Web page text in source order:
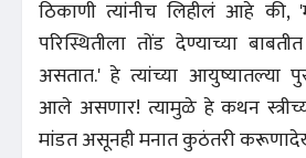
ठिकाणी त्यांनीच लिहीलं आहे की,
परिस्थितीला तोंड देण्याच्या
असतात.' हे त्यांच्या आयुष्यातल्या
आले असणार! त्यामुळे हे कथन
मांडत असूनही मनात कुठंतरी